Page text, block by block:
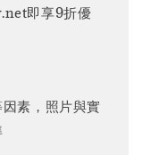
即享9折優
素，照片與實